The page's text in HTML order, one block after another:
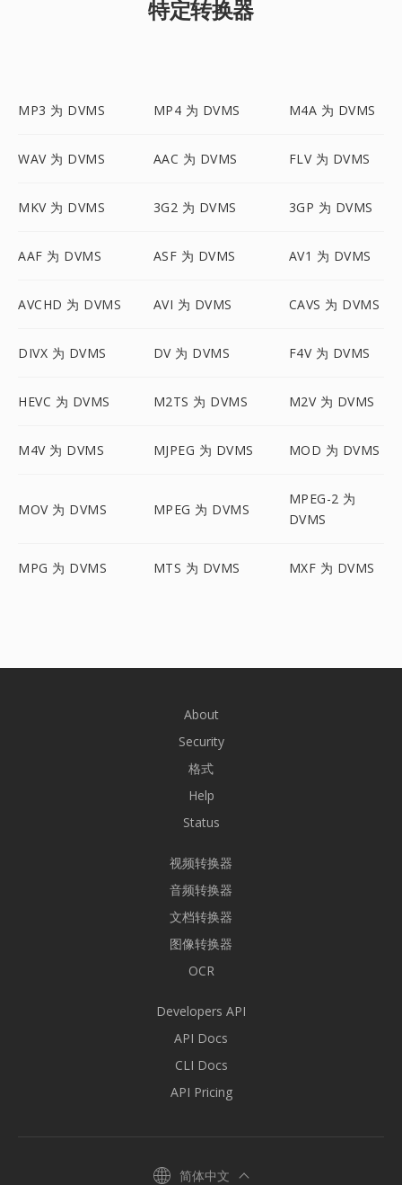
特定转换器
MP3 为 DVMS MP4 为 DVMS M4A 为 DVMS
WAV 为 DVMS AAC 为 DVMS FLV 为 DVMS
MKV 为 DVMS 3G2 为 DVMS 3GP 为 DVMS
AAF 为 DVMS ASF 为 DVMS AV1 为 DVMS
AVCHD 为 DVMS AVI 为 DVMS CAVS 为 DVMS
DIVX 为 DVMS DV 为 DVMS F4V 为 DVMS
HEVC 为 DVMS M2TS 为 DVMS M2V 为 DVMS
M4V 为 DVMS MJPEG 为 DVMS MOD 为 DVMS
MOV 为 DVMS MPEG 为 DVMS
MPEG-2 为
DVMS
MPG 为 DVMS MTS 为 DVMS MXF 为 DVMS
About
Security
格式
Help
Status
视频转换器
音频转换器
文档转换器
图像转换器
OCR
Developers API
API Docs
CLI Docs
API Pricing
简体中文